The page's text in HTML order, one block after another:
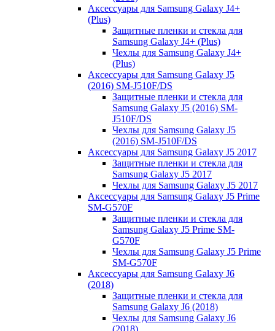
Аксессуары для Samsung Galaxy J4+
(Plus)
Защитные пленки и стекла для
Samsung Galaxy J4+ (Plus)
Чехлы для Samsung Galaxy J4+
(Plus)
Аксессуары для Samsung Galaxy J5
(2016) SM-J510F/DS
Защитные пленки и стекла для
Samsung Galaxy J5 (2016) SM-
J510F/DS
Чехлы для Samsung Galaxy J5
(2016) SM-J510F/DS
Аксессуары для Samsung Galaxy J5 2017
Защитные пленки и стекла для
Samsung Galaxy J5 2017
Чехлы для Samsung Galaxy J5 2017
Аксессуары для Samsung Galaxy J5 Prime
SM-G570F
Защитные пленки и стекла для
Samsung Galaxy J5 Prime SM-
G570F
Чехлы для Samsung Galaxy J5 Prime
SM-G570F
Аксессуары для Samsung Galaxy J6
(2018)
Защитные пленки и стекла для
Samsung Galaxy J6 (2018)
Чехлы для Samsung Galaxy J6
(2018)